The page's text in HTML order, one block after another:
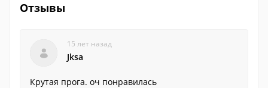
Отзывы
15 лет назад
Jksa
Крутая прога. оч понравилась